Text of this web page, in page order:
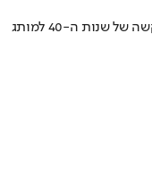
איך אסם הפכה את תקופת הצנע והמחסור הקשה של שנות ה-40 למותג